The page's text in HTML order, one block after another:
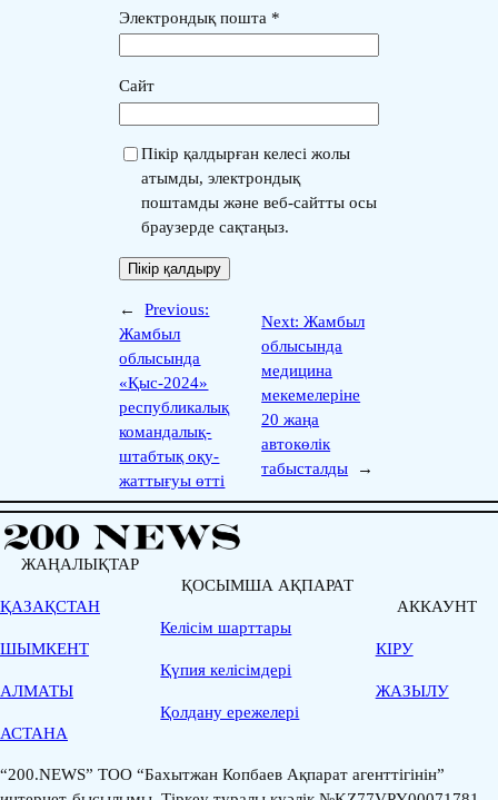
Электрондық пошта *
Сайт
Пікір қалдырған келесі жолы
атымды, электрондық
поштамды және веб-сайтты осы
браузерде сақтаңыз.
←
Previous:
Жамбыл
облысында
«Қыс-2024»
республикалық
командалық-
штабтық оқу-
жаттығуы өтті
Next:Жамбыл
облысында
медицина
мекемелеріне
20 жаңа
автокөлік
табысталды
→
ЖАҢАЛЫҚТАР
ҚАЗАҚСТАН
ШЫМКЕНТ
АЛМАТЫ
АСТАНА
ҚОСЫМША АҚПАРАТ
Келісім шарттары
Қүпия келісімдері
Қолдану ережелері
АККАУНТ
КІРУ
ЖАЗЫЛУ
“200.NEWS” ТОО “Бахытжан Копбаев Ақпарат агенттігінін”